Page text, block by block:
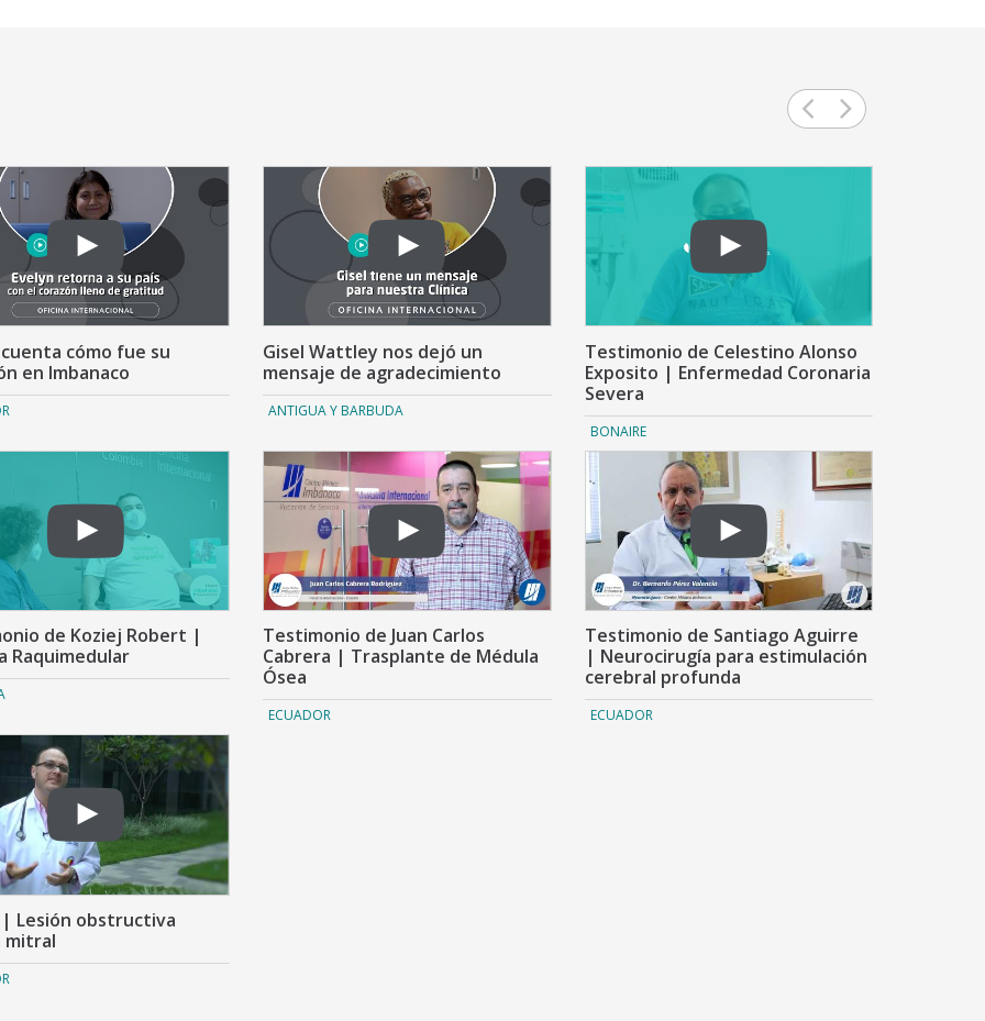
cómo fue su
en Imbanaco
Gisel Wattley nos dejó un
mensaje de agradecimiento
ANTIGUA Y BARBUDA
Testimonio de Celestino Alonso
Exposito | Enfermedad Coronaria
Severa
BONAIRE
de Koziej Robert |
Raquimedular
Testimonio de Juan Carlos
Cabrera | Trasplante de Médula
Ósea
ECUADOR
Testimonio de Santiago Aguirre
| Neurocirugía para estimulación
cerebral profunda
ECUADOR
Lesión obstructiva
mitral
Previous
Next